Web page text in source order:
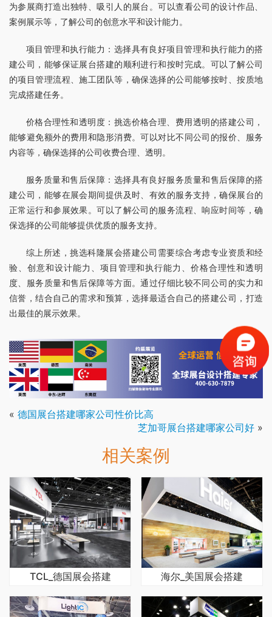
为参展商打造出独特、吸引人的展台。可以查看公司的设计作品、
案例展示等，了解公司的创意水平和设计能力。
项目管理和执行能力：选择具有良好项目管理和执行能力的搭
建公司，能够保证展台搭建的顺利进行和按时完成。可以了解公司
的项目管理流程、施工团队等，确保选择的公司能够按时、按质地
完成搭建任务。
价格合理性和透明度：挑选价格合理、费用透明的搭建公司，
能够避免额外的费用和隐形消费。可以对比不同公司的报价、服务
内容等，确保选择的公司收费合理、透明。
服务质量和售后保障：选择具有良好服务质量和售后保障的搭
建公司，能够在展会期间提供及时、有效的服务支持，确保展台的
正常运行和参展效果。可以了解公司的服务流程、响应时间等，确
保选择的公司能够提供优质的服务支持。
综上所述，挑选科隆展会搭建公司需要综合考虑专业资质和经
验、创意和设计能力、项目管理和执行能力、价格合理性和透明
度、服务质量和售后保障等方面。通过仔细比较不同公司的实力和
信誉，结合自己的需求和预算，选择最适合自己的搭建公司，打造
出最佳的展示效果。
« 德国展台搭建哪家公司性价比高
芝加哥展台搭建哪家公司好 »
相关案例
TCL_德国展会搭建 海尔_美国展会搭建